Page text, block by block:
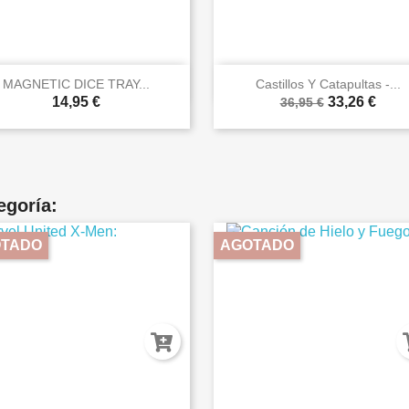
MAGNETIC DICE TRAY...
14,95 €
Vista rápida
Castillos Y Catapultas -...
36,95 € 33,26 €
Vista rápida
AGOTADO